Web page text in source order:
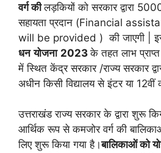
वर्ग कीलड़कियों को सरकार द्वारा
सहायता प्रदान (Financial
will be provided ) की जाएगी |
धन योजना 2023के तहत लाभ
में स्थित केंद्र सरकार /राज्य सरकार
अधीन किसी विद्यालय से इंटर या 12वीं
उत्तराखंड राज्य सरकार के द्वारा शुरू
आर्थिक रूप से कमजोर वर्ग की
लिए शुरू किया गया है।बालिकाओं को